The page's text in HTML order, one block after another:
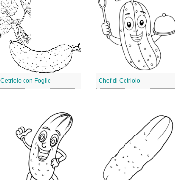
Cetriolo con Foglie Chef di Cetriolo